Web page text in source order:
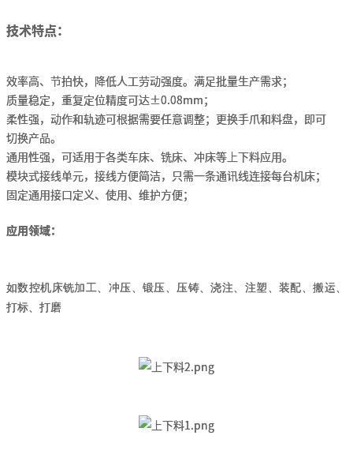
技术特点：
效率高、节拍快，降低人工劳动强度。满足批量生产需求；
质量稳定，重复定位精度可达±0.08mm；
柔性强，动作和轨迹可根据需要任意调整；更换手爪和料盘，即可
切换产品。
通用性强，可适用于各类车床、铣床、冲床等上下料应用。
模块式接线单元，接线方便简洁，只需一条通讯线连接每台机床；
固定通用接口定义、使用、维护方便；
应用领域：
如数控机床铣加工、冲压、锻压、压铸、浇注、注塑、装配、搬运、
打标、打磨